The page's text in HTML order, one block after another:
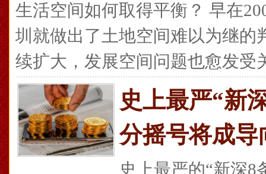
生活空间如何取得平衡？ 早在
圳就做出了土地空间难以为继的
续扩大，发展空间问题也愈发受
史上最严“新
分摇号将成导
史上最严的“新深8